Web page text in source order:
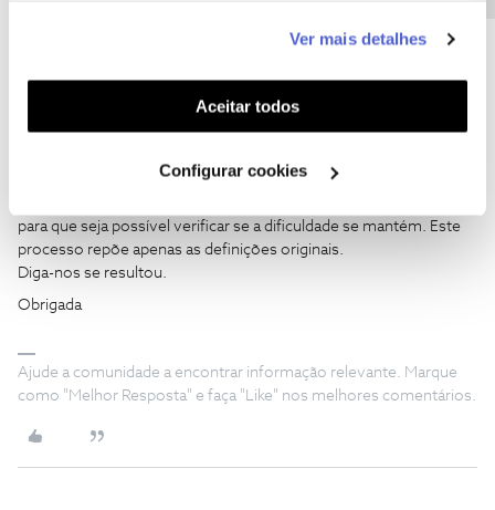
funcionalidades (cookies de personalização e
funcionalidade) e adaptar anúncios aos seus interesses
(cookies de publicidade personalizada). Pode gerir a
utilização dos cookies clicando em "Configurar
Ver mais detalhes
Aceitar todos
Configurar cookies
Ana P. Forum|Forum|5 years ago
para que seja possível verificar se a dificuldade se mantém. Este
processo repõe apenas as definições originais.
Diga-nos se resultou.
Obrigada
Ajude a comunidade a encontrar informação relevante. Marque
como "Melhor Resposta" e faça "Like" nos melhores comentários.